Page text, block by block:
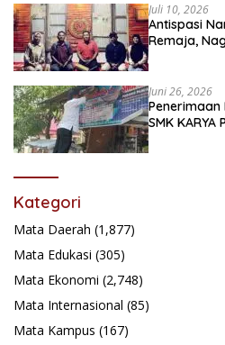
Juli 10, 2026
Antispasi
Remaja,
Juni 26, 2026
Penerimaan
SMK
Kategori
Mata Daerah (1,877)
Mata Edukasi (305)
Mata Ekonomi (2,748)
Mata Internasional (85)
Mata Kampus (167)